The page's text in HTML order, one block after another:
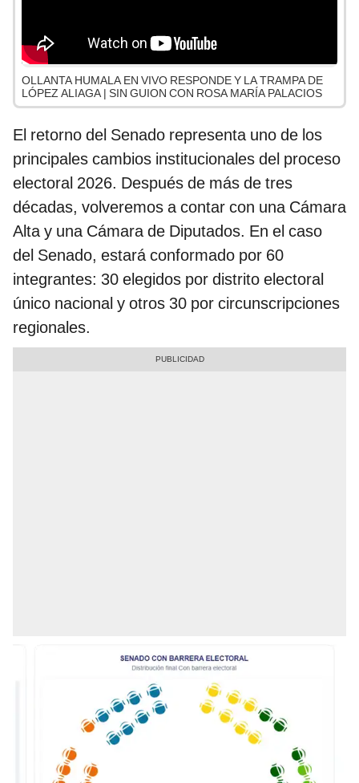
OLLANTA HUMALA EN VIVO RESPONDE Y LA TRAMPA DE
LÓPEZ ALIAGA | SIN GUION CON ROSA MARÍA PALACIOS
El retorno del Senado representa uno de los
principales cambios institucionales del proceso
electoral 2026. Después de más de tres
décadas, volveremos a contar con una Cámara
Alta y una Cámara de Diputados. En el caso
del Senado, estará conformado por 60
integrantes: 30 elegidos por distrito electoral
único nacional y otros 30 por circunscripciones
regionales.